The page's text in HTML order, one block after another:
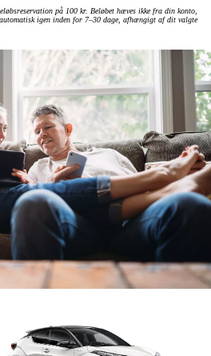
på 100 kr. Beløbet hæves ikke fra din konto,
igen inden for 7–30 dage, afhængigt af dit valgte